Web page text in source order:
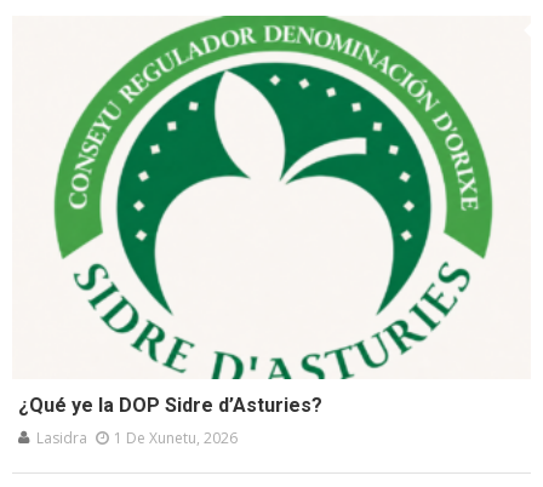
¿Qué ye la DOP Sidre d’Asturies?
Lasidra 1 De Xunetu, 2026